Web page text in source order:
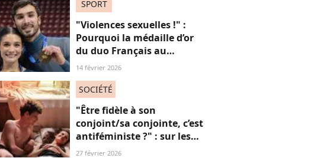
SPORT
"Violences sexuelles !" :
Pourquoi la médaille d’or
du duo Français au
patinage aux JO fait
14 février 2026
SOCIÉTÉ
"Être fidèle à son
conjoint/sa conjointe, c’est
antiféministe ?" : sur les
réseaux sociaux, cette
27 février 2026